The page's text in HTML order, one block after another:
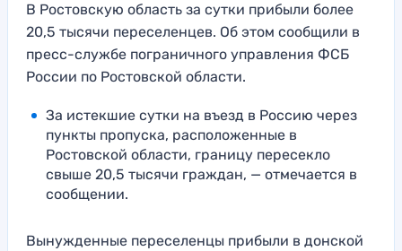
В Ростовскую область за сутки прибыли более
20,5 тысячи переселенцев. Об этом сообщили в
пресс-службе пограничного управления ФСБ
России по Ростовской области.
За истекшие сутки на въезд в Россию через
пункты пропуска, расположенные в
Ростовской области, границу пересекло
свыше 20,5 тысячи граждан, — отмечается в
сообщении.
Вынужденные переселенцы прибыли в донской